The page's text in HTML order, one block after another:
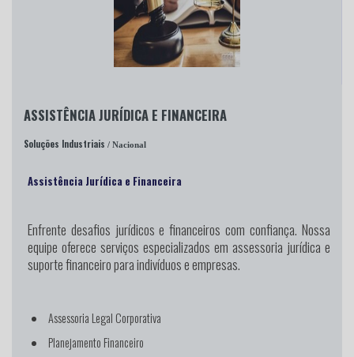
ASSISTÊNCIA JURÍDICA E FINANCEIRA
Soluções Industriais / Nacional
Assistência Jurídica e Financeira
Enfrente desafios jurídicos e financeiros com confiança. Nossa
equipe oferece serviços especializados em assessoria jurídica e
suporte financeiro para indivíduos e empresas.
Assessoria Legal Corporativa
Planejamento Financeiro